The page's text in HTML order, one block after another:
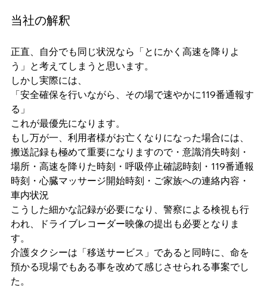
当社の解釈
正直、自分でも同じ状況なら「とにかく高速を降りよ
う」と考えてしまうと思います。
しかし実際には、
「安全確保を行いながら、その場で速やかに119番通報す
る」
これが最優先になります。
もし万が一、利用者様がお亡くなりになった場合には、
搬送記録も極めて重要になりますので・意識消失時刻・
場所・高速を降りた時刻・呼吸停止確認時刻・119番通報
時刻・心臓マッサージ開始時刻・ご家族への連絡内容・
車内状況
こうした細かな記録が必要になり、警察による検視も行
われ、ドライブレコーダー映像の提出も必要となりま
す。
介護タクシーは「移送サービス」であると同時に、命を
預かる現場でもある事を改めて感じさせられる事案でし
た。